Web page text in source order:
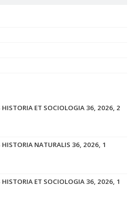
HISTORIA ET SOCIOLOGIA 36, 2026, 2
HISTORIA NATURALIS 36, 2026, 1
HISTORIA ET SOCIOLOGIA 36, 2026, 1